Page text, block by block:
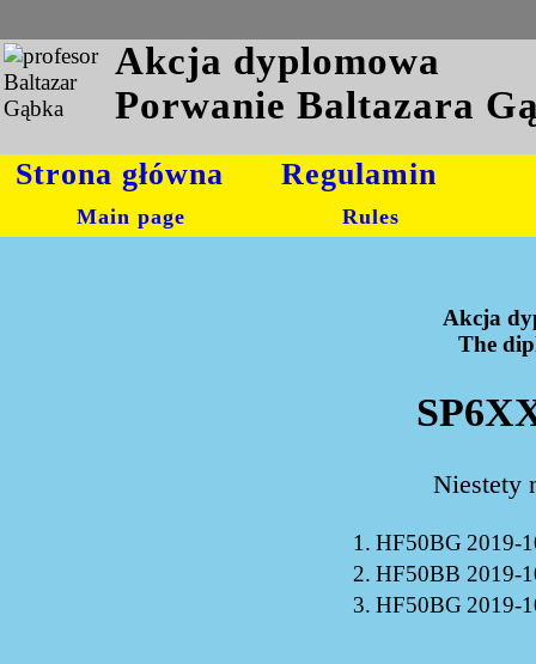
Akcja dyplomowa
Porwanie Baltazara
Strona główna
Main page
Regulamin
Rules
Akcja
The
Niestety
1. HF50BG 2019-
2. HF50BB 2019-
3. HF50BG 2019-